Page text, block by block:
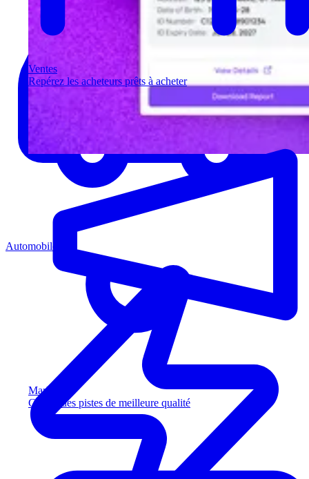
Ventes
Repérez les acheteurs prêts à acheter
Marketing
Captez des pistes de meilleure qualité
Automobile